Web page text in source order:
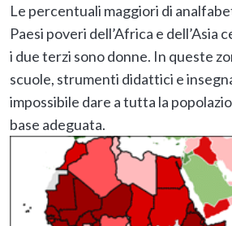
Le percentuali maggiori di
Paesi poveri dell’Africa e dell’Asia
i due terzi sono donne. In queste
scuole, strumenti didattici e
impossibile dare a tutta la
base adeguata.